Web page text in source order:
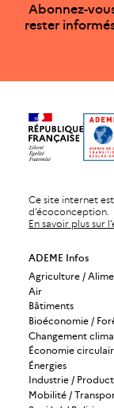
Abonnez-
rester
Ce site internet
d’écoconception.
En savoir plus sur
ADEME Infos
Agriculture /
Air
Bâtiments
Bioéconomie /
Changement
Économie
Énergies
Industrie /
Mobilité /